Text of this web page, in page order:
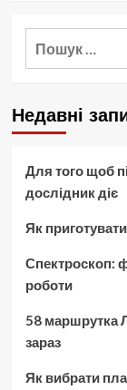
Недавні
Для того щоб
дослідник діє
Як
Спектроскоп:
роботи
58 маршрутка
зараз
Як вибрати